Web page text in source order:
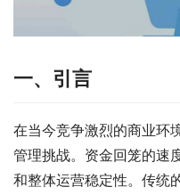
一、引言
在当今竞争激烈的商业环
管理挑战。资金回笼的速
和整体运营稳定性。传统